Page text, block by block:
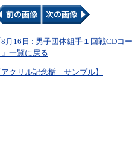
8月16日 : 男子団体組手１回戦CDコー
」一覧に戻る
アクリル記念楯 サンプル】